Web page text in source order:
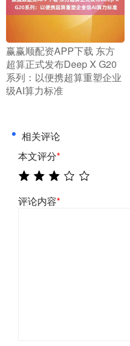
​赢赢顺配资APP下载 东方
超算正式发布Deep X G20
系列：以便携超算重塑企业
级AI算力标准
相关评论
本文评分*
评论内容*